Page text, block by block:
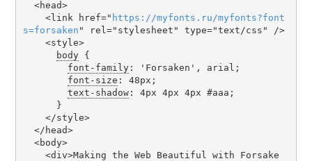
    <link href="
https ://myfonts . ru/myfonts?font
s=forsaken " rel="stylesheet" type="text/css" />
body {
font-family: 'Forsaken', arial;
font-size : 48px;
text-shadow: 4px 4px 4px #aaa;